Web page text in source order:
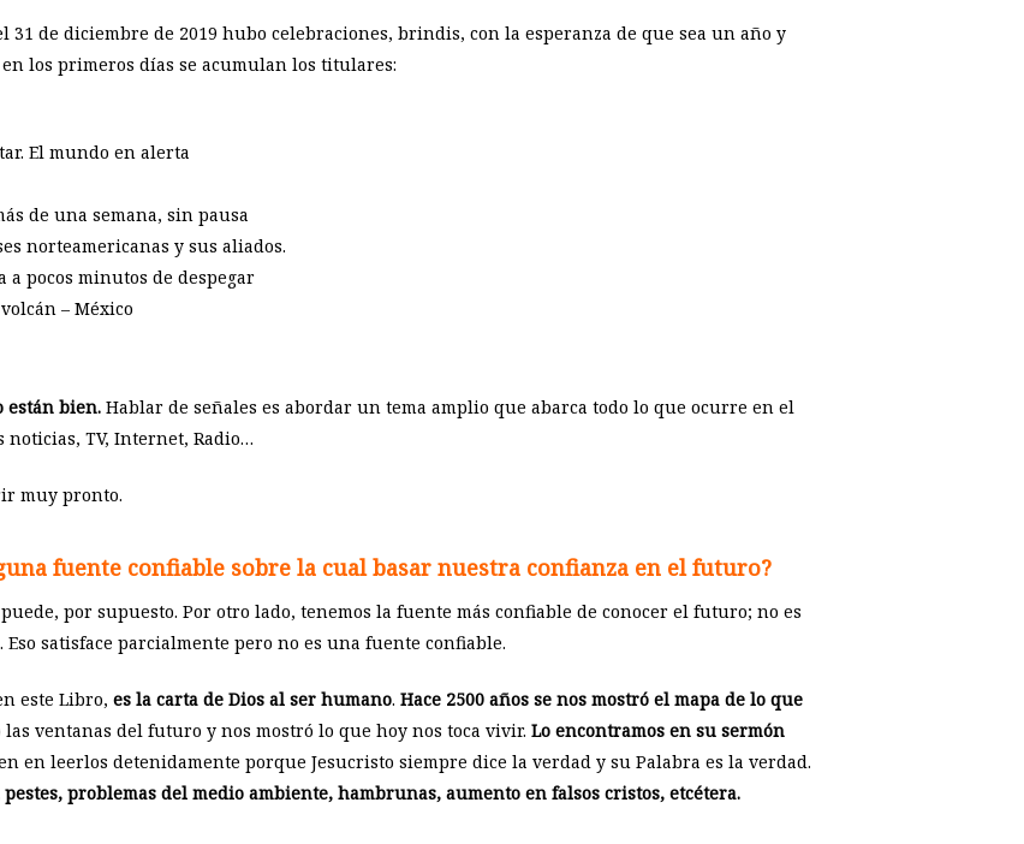
31 de diciembre de 2019 hubo celebraciones, brindis, con la esperanza de que sea un año y
los primeros días se acumulan los titulares:
El mundo en alerta
de una semana, sin pausa
norteamericanas y sus aliados.
a pocos minutos de despegar
– México
están bien. Hablar de señales es abordar un tema amplio que abarca todo lo que ocurre en el
TV, Internet, Radio…
muy pronto.
fuente confiable sobre la cual basar nuestra confianza en el futuro?
por supuesto. Por otro lado, tenemos la fuente más confiable de conocer el futuro; no es
satisface parcialmente pero no es una fuente confiable.
este Libro, es la carta de Dios al ser humano. Hace 2500 años se nos mostró el mapa de lo que
las ventanas del futuro y nos mostró lo que hoy nos toca vivir. Lo encontramos en su sermón
en leerlos detenidamente porque Jesucristo siempre dice la verdad y su Palabra es la verdad.
problemas del medio ambiente, hambrunas, aumento en falsos cristos, etcétera.